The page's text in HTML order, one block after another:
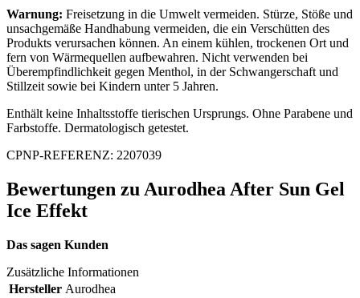
Warnung: Freisetzung in die Umwelt vermeiden. Stürze, Stöße und
unsachgemäße Handhabung vermeiden, die ein Verschütten des
Produkts verursachen können. An einem kühlen, trockenen Ort und
fern von Wärmequellen aufbewahren. Nicht verwenden bei
Überempfindlichkeit gegen Menthol, in der Schwangerschaft und
Stillzeit sowie bei Kindern unter 5 Jahren.
Enthält keine Inhaltsstoffe tierischen Ursprungs. Ohne Parabene und
Farbstoffe. Dermatologisch getestet.
CPNP-REFERENZ: 2207039
Bewertungen zu Aurodhea After Sun Gel
Ice Effekt
Das sagen Kunden
Zusätzliche Informationen
Hersteller Aurodhea